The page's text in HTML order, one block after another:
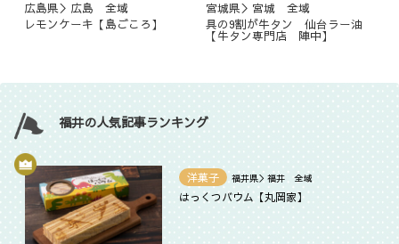
広島県＞広島 全域
レモンケーキ【島ごころ】
宮城県＞宮城 全域
具の9割が牛タン 仙台ラー油
【牛タン専門店 陣中】
福井の人気記事ランキング
洋菓子 福井県＞福井 全域
はっくつバウム【丸岡家】